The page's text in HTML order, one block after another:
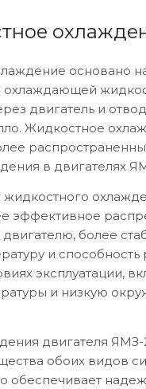
основано
охлаждающей
двигатель и
Жидкостное
в двигателях
эффективное
более
и способность
эксплуатации,
и низкую
двигателя ЯМЗ-
обоих видов
обеспечивает